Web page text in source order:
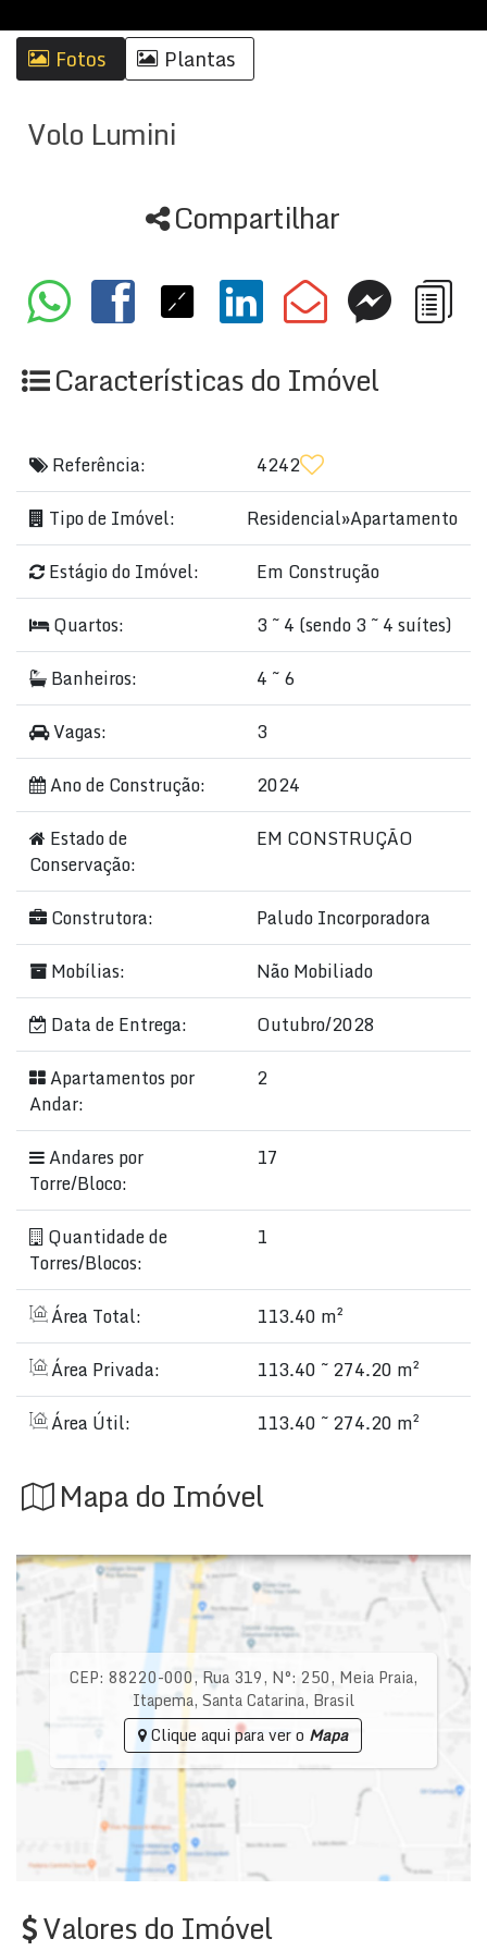
Fotos Plantas
Volo Lumini
Compartilhar
Características do Imóvel
Referência:
4242
Tipo de Imóvel:
Residencial»Apartamento
Estágio do Imóvel:
Em Construção
Quartos:
3 ~ 4 (sendo 3 ~ 4 suítes)
Banheiros:
4 ~ 6
Vagas:
3
Ano de Construção:
2024
Estado de
Conservação:
EM CONSTRUÇÃO
Construtora:
Paludo Incorporadora
Mobílias:
Não Mobiliado
Data de Entrega:
Outubro/2028
Apartamentos por
Andar:
2
Andares por
Torre/Bloco:
17
Quantidade de
Torres/Blocos:
1
Área Total:
113.40 m²
Área Privada:
113.40 ~ 274.20 m²
Área Útil:
113.40 ~ 274.20 m²
Mapa do Imóvel
CEP: 88220-000, Rua 319, N°: 250, Meia Praia,
Itapema, Santa Catarina, Brasil
Clique aqui para ver o Mapa
Valores do Imóvel